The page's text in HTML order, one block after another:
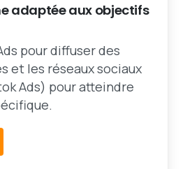
adaptée aux objectifs
pour diffuser des
et les réseaux sociaux
Ads) pour atteindre